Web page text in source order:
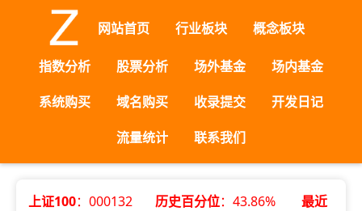
网站首页 行业板块 概念板块
指数分析 股票分析 场外基金
场内基金
系统购买
域名购买 收录提交
开发日记
流量统计
联系我们
上证100：000132 历史百分位：43.86% 最近